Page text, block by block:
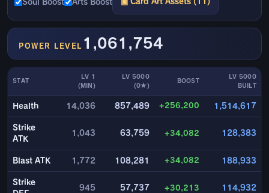
Soul Boost Arts Boost
POWER LEVEL 1,061,754
STAT
LV 1
(MIN)
LV 5000
(0★)
BOOST
LV 5000
BUILT
Health 14,036 857,489 +256,200 1,514,617
Strike
ATK
1,043 63,759 +34,082 128,383
Blast ATK 1,772 108,281 +34,082 188,933
Strike
945 57,737 +30,213 114,932